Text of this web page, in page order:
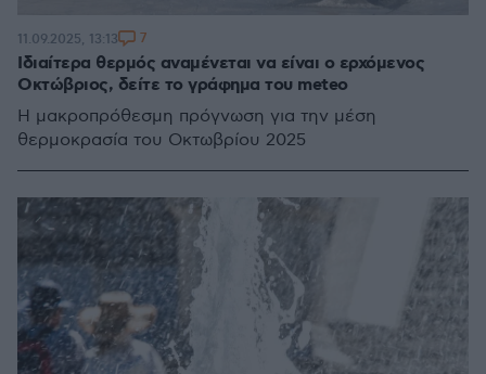
Ιδιαίτερα θερμός αναμένεται να είναι ο ερχόμενος
Οκτώβριος, δείτε το γράφημα του meteo
Η μακροπρόθεσμη πρόγνωση για την μέση
θερμοκρασία του Οκτωβρίου 2025
11.09.2025, 13:13 7